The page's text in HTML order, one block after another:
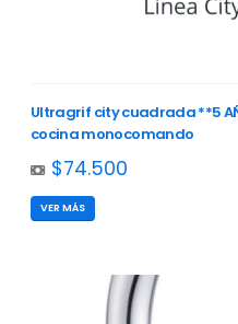
Ultragrif city cuadrada **5
cocina monocomando
$74.500
VER MÁS